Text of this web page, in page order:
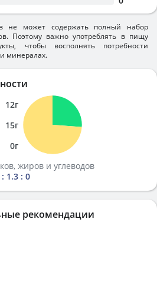
не может содержать полный набор
Поэтому важно употреблять в пищу
чтобы восполнять потребности
минералах.
12г
15г
0г
жиров и углеводов
: 1.3 : 0
рекомендации